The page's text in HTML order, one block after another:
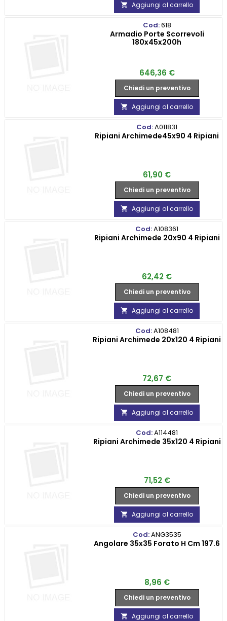
 Aggiungi al carrello
Cod:618
Armadio Porte Scorrevoli
180x45x200h
Prezzo
646,36 €
Chiedi un preventivo
 Aggiungi al carrello
Cod:A011831
Ripiani Archimede45x90 4 Ripiani
Prezzo
61,90 €
Chiedi un preventivo
 Aggiungi al carrello
Cod:A108361
Ripiani Archimede 20x90 4 Ripiani
Prezzo
62,42 €
Chiedi un preventivo
 Aggiungi al carrello
Cod:A108481
Ripiani Archimede 20x120 4 Ripiani
Prezzo
72,67 €
Chiedi un preventivo
 Aggiungi al carrello
Cod:A114481
Ripiani Archimede 35x120 4 Ripiani
Prezzo
71,52 €
Chiedi un preventivo
 Aggiungi al carrello
Cod:ANG3535
Angolare 35x35 Forato H Cm 197.6
Prezzo
8,96 €
Chiedi un preventivo
 Aggiungi al carrello